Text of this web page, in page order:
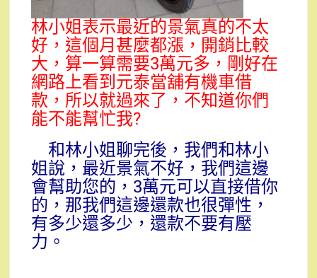
林小姐表示最近的景氣真的不太
好，這個月甚麼都漲，開銷比較
大，算一算需要3萬元多，剛好在
網路上看到元泰當舖有機車借
款，所以就過來了，不知道你們
能不能幫忙我?
和林小姐聊完後，我們和林小
姐說，最近景氣不好，我們這邊
會幫助您的，3萬元可以直接借你
的，那我們這邊還款也很彈性，
有多少還多少，還款不要有壓
力。